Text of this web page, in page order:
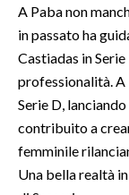
SARDEGNA
SARDI NEL MONDO
NOTIZIE
A Paba non
in passato ha
Castiadas in
professionalità. A
Serie D,
contribuito a
femminile
Una bella realtà